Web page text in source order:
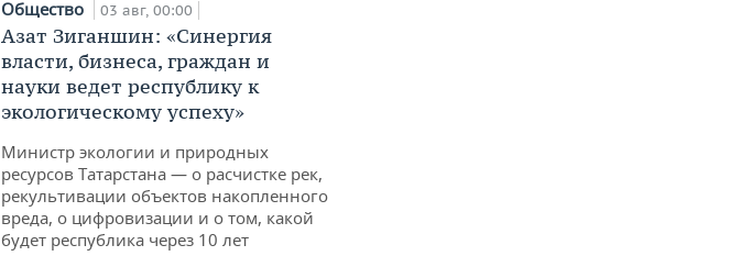
Общество 03 авг, 00:00
Азат Зиганшин: «Синергия
власти, бизнеса, граждан и
науки ведет республику к
экологическому успеху»
Министр экологии и природных
ресурсов Татарстана — о расчистке рек,
рекультивации объектов накопленного
вреда, о цифровизации и о том, какой
будет республика через 10 лет